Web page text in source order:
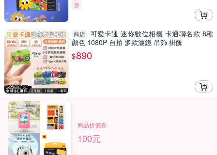
券
商店
可愛卡通 迷你數位相機 卡通聯名款 8種
顏色 1080P 自拍 多款濾鏡 吊飾 掛飾
$890
商品折價券
100元